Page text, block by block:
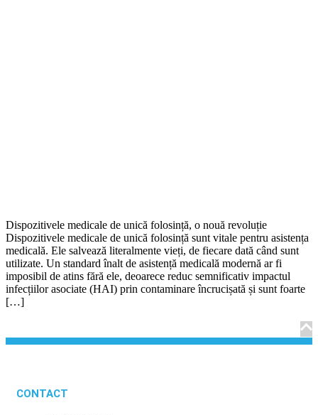
Dispozitivele medicale de unică folosință, o nouă revoluție
Dispozitivele medicale de unică folosință sunt vitale pentru asistența
medicală. Ele salvează literalmente vieți, de fiecare dată când sunt
utilizate. Un standard înalt de asistență medicală modernă ar fi
imposibil de atins fără ele, deoarece reduc semnificativ impactul
infecțiilor asociate (HAI) prin contaminare încrucișată și sunt foarte
[…]
CONTACT